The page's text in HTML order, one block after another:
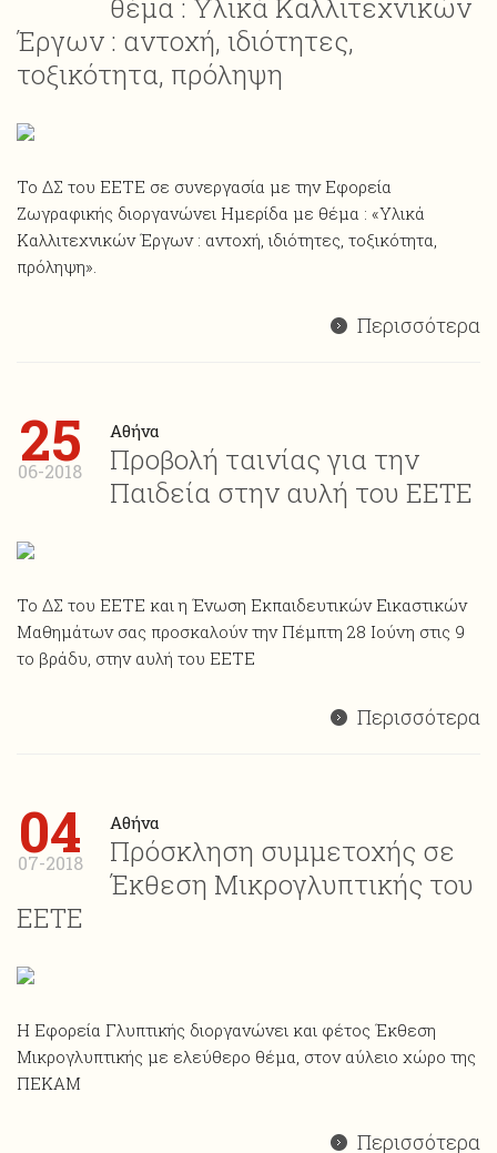
θέμα : Υλικά Καλλιτεχνικών
Έργων : αντοχή, ιδιότητες,
τοξικότητα, πρόληψη
Το ΔΣ του ΕΕΤΕ σε συνεργασία με την Εφορεία
Ζωγραφικής διοργανώνει Ημερίδα με θέμα : «Υλικά
Καλλιτεχνικών Έργων : αντοχή, ιδιότητες, τοξικότητα,
πρόληψη».
Περισσότερα
25
06-2018
Αθήνα
Προβολή ταινίας για την
Παιδεία στην αυλή του ΕΕΤΕ
Το ΔΣ του ΕΕΤΕ και η Ένωση Εκπαιδευτικών Εικαστικών
Μαθημάτων σας προσκαλούν την Πέμπτη 28 Ιούνη στις 9
το βράδυ, στην αυλή του ΕΕΤΕ
Περισσότερα
04
07-2018
Αθήνα
Πρόσκληση συμμετοχής σε
Έκθεση Μικρογλυπτικής του
ΕΕΤΕ
Η Εφορεία Γλυπτικής διοργανώνει και φέτος Έκθεση
Mικρογλυπτικής με ελεύθερο θέμα, στον αύλειο χώρο της
ΠΕΚΑΜ
Περισσότερα